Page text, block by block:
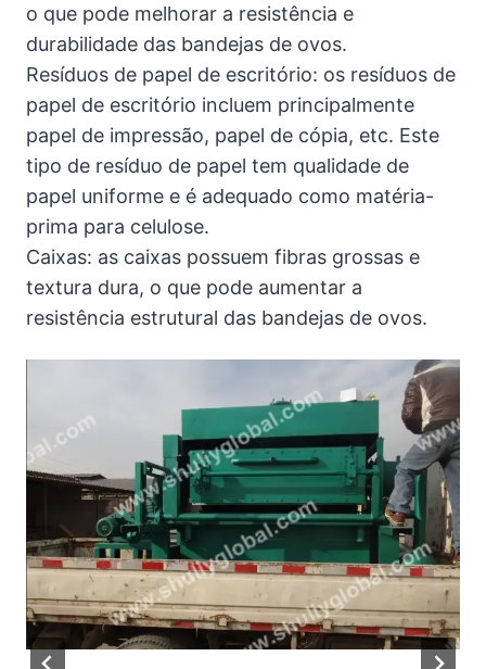
o que pode melhorar a resistência e
durabilidade das bandejas de ovos.
Resíduos de papel de escritório: os resíduos de
papel de escritório incluem principalmente
papel de impressão, papel de cópia, etc. Este
tipo de resíduo de papel tem qualidade de
papel uniforme e é adequado como matéria-
prima para celulose.
Caixas: as caixas possuem fibras grossas e
textura dura, o que pode aumentar a
resistência estrutural das bandejas de ovos.